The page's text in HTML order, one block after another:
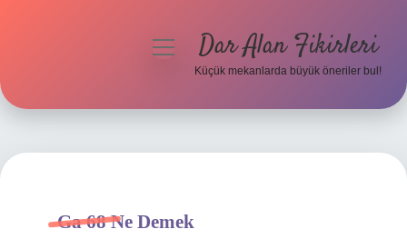
Hakkımızda
menüyüDar Alan Fikirleri
Küçük mekanlarda büyük öneriler bul!
Ga 68 Ne Demek